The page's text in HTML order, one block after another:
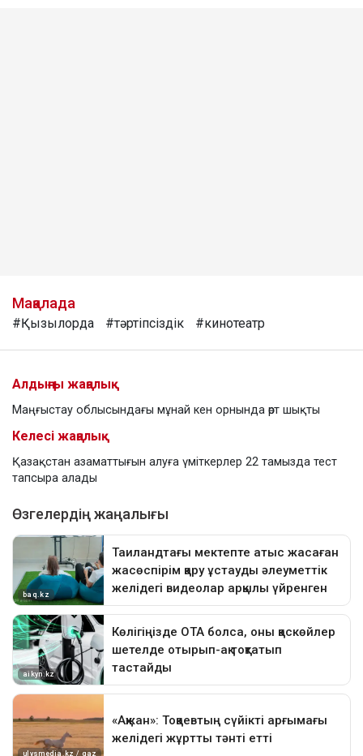
Мақалада
#Қызылорда #тәртіпсіздік #кинотеатр
Алдыңғы жаңалық
Маңғыстау облысындағы мұнай кен орнында өрт шықты
Келесі жаңалық
Қазақстан азаматтығын алуға үміткерлер 22 тамызда тест
тапсыра алады